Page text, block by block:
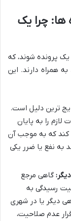
ها: چرا یک
پرونده شوند، که
همراه دارند. این
ترین دلیل است.
لازم را به پایان
کند که به موجب آن
به نفع یا ضرر یکی
گاهی مرجع
رسیدگی به
دیگر یا در شهری
عدم صلاحیت،